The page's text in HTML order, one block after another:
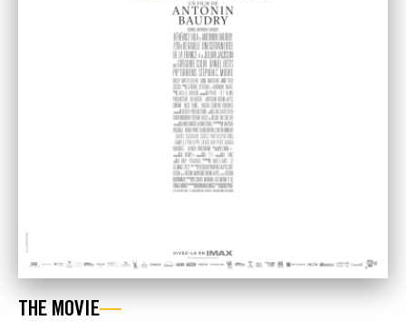
THE MOVIE